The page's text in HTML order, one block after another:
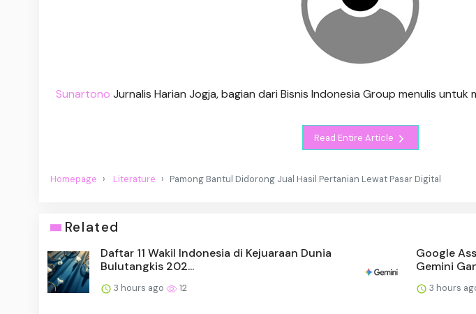
Sunartono Jurnalis Harian Jogja, bagian dari Bisnis Indonesia Group menulis untuk
Read Entire Article
Homepage Literature Pamong Bantul Didorong Jual Hasil Pertanian Lewat Pasar Digital
Related
Daftar 11 Wakil Indonesia di Kejuaraan Dunia
Bulutangkis 202...
3 hours ago 12
Google
Gemini
3 hours